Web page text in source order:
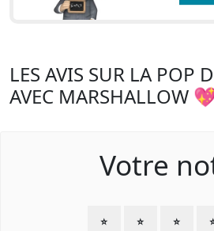
LES AVIS SUR LA POP
AVEC MARSHALLOW
Votre
⭐ ⭐ ⭐